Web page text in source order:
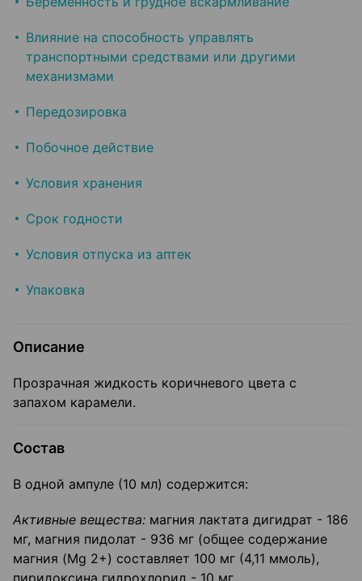
Влияние на способность управлять
транспортными средствами или другими
механизмами
Передозировка
Побочное действие
Условия хранения
Срок годности
Условия отпуска из аптек
Упаковка
Описание
Прозрачная жидкость коричневого цвета с
запахом карамели.
Состав
В одной ампуле (10 мл) содержится:
Активные вещества: магния лактата дигидрат - 186
мг, магния пидолат - 936 мг (общее содержание
магния (Mg 2+) составляет 100 мг (4,11 ммоль),